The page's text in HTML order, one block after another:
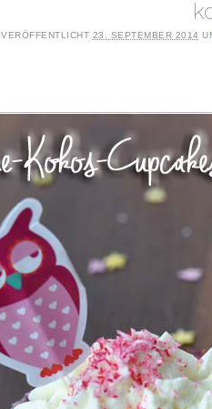
VERÖFFENTLICHT 23. SEPTEMBER 2014